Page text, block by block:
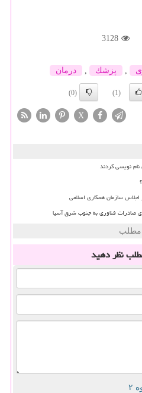
3128
, پزشك , درمان
(1)
(0)
X
اجلاس سازمان همکاری اسلامی
صادرات فناوری به جنوب شرق آسیا
مطلب
نظر دهید